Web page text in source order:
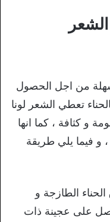
من اجل الحصول
تعطي الشعر لونا
و كثافة ، كما انها
و فيما يلي طريقة
الطازجة و
على عجينة ذات